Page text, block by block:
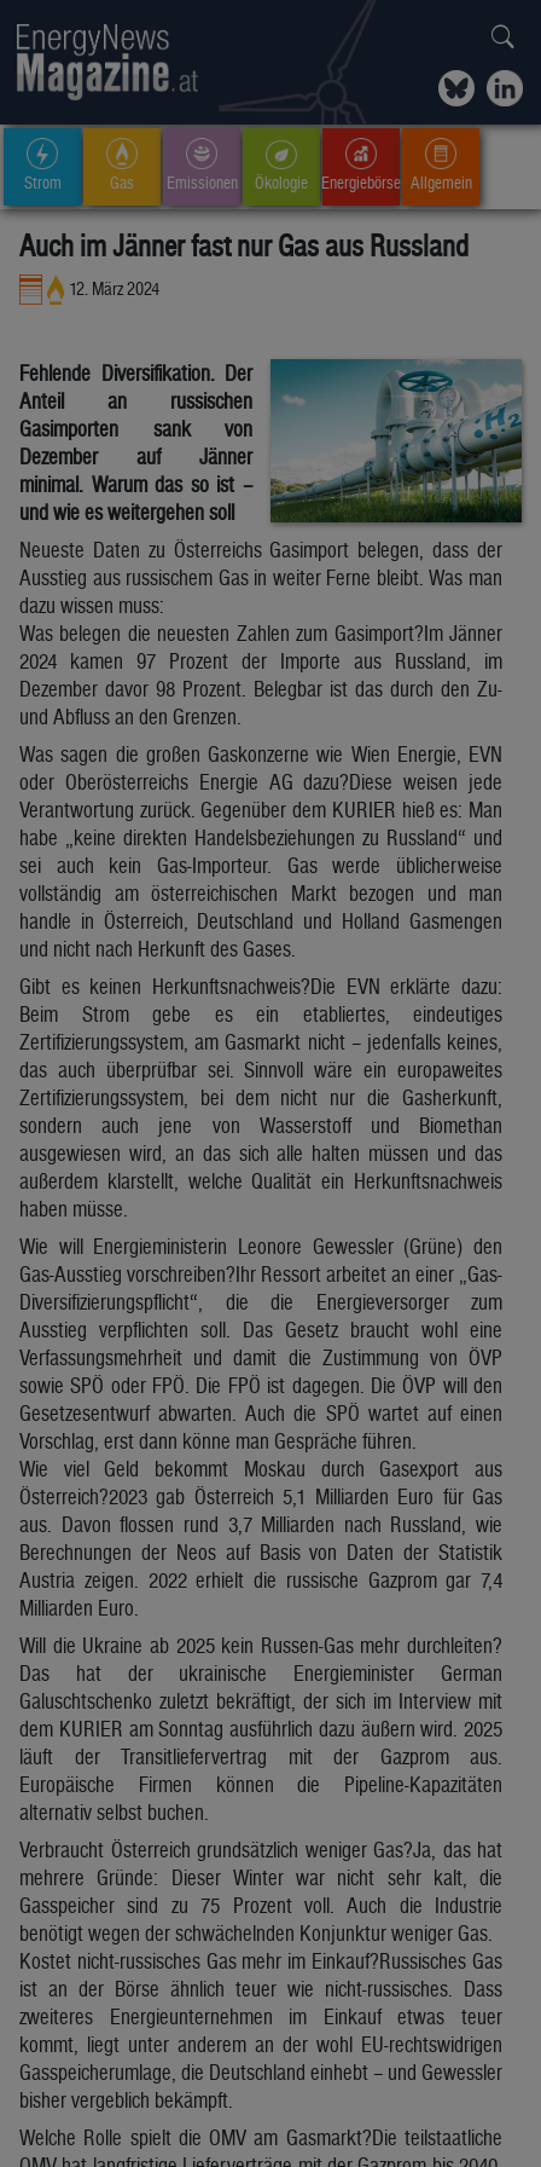
Strom Gas Emissionen Ökologie Energiebörse Allgemein
Auch im Jänner fast nur Gas aus Russland
12. März 2024
Fehlende Diversifikation. Der
Anteil an russischen
Gasimporten sank von
Dezember auf Jänner
minimal. Warum das so ist –
und wie es weitergehen soll
Neueste Daten zu Österreichs Gasimport belegen, dass der
Ausstieg aus russischem Gas in weiter Ferne bleibt. Was man
dazu wissen muss:
Was belegen die neuesten Zahlen zum Gasimport?Im Jänner
2024 kamen 97 Prozent der Importe aus Russland, im
Dezember davor 98 Prozent. Belegbar ist das durch den Zu-
und Abfluss an den Grenzen.
Was sagen die großen Gaskonzerne wie Wien Energie, EVN
oder Oberösterreichs Energie AG dazu?Diese weisen jede
Verantwortung zurück. Gegenüber dem KURIER hieß es: Man
habe „keine direkten Handelsbeziehungen zu Russland“ und
sei auch kein Gas-Importeur. Gas werde üblicherweise
vollständig am österreichischen Markt bezogen und man
handle in Österreich, Deutschland und Holland Gasmengen
und nicht nach Herkunft des Gases.
Gibt es keinen Herkunftsnachweis?Die EVN erklärte dazu:
Beim Strom gebe es ein etabliertes, eindeutiges
Zertifizierungssystem, am Gasmarkt nicht – jedenfalls keines,
das auch überprüfbar sei. Sinnvoll wäre ein europaweites
Zertifizierungssystem, bei dem nicht nur die Gasherkunft,
sondern auch jene von Wasserstoff und Biomethan
ausgewiesen wird, an das sich alle halten müssen und das
außerdem klarstellt, welche Qualität ein Herkunftsnachweis
haben müsse.
Wie will Energieministerin Leonore Gewessler (Grüne) den
Gas-Ausstieg vorschreiben?Ihr Ressort arbeitet an einer „Gas-
Diversifizierungspflicht“, die die Energieversorger zum
Ausstieg verpflichten soll. Das Gesetz braucht wohl eine
Verfassungsmehrheit und damit die Zustimmung von ÖVP
sowie SPÖ oder FPÖ. Die FPÖ ist dagegen. Die ÖVP will den
Gesetzesentwurf abwarten. Auch die SPÖ wartet auf einen
Vorschlag, erst dann könne man Gespräche führen.
Wie viel Geld bekommt Moskau durch Gasexport aus
Österreich?2023 gab Österreich 5,1 Milliarden Euro für Gas
aus. Davon flossen rund 3,7 Milliarden nach Russland, wie
Berechnungen der Neos auf Basis von Daten der Statistik
Austria zeigen. 2022 erhielt die russische Gazprom gar 7,4
Milliarden Euro.
Will die Ukraine ab 2025 kein Russen-Gas mehr durchleiten?
Das hat der ukrainische Energieminister German
Galuschtschenko zuletzt bekräftigt, der sich im Interview mit
dem KURIER am Sonntag ausführlich dazu äußern wird. 2025
läuft der Transitliefervertrag mit der Gazprom aus.
Europäische Firmen können die Pipeline-Kapazitäten
alternativ selbst buchen.
Verbraucht Österreich grundsätzlich weniger Gas?Ja, das hat
mehrere Gründe: Dieser Winter war nicht sehr kalt, die
Gasspeicher sind zu 75 Prozent voll. Auch die Industrie
benötigt wegen der schwächelnden Konjunktur weniger Gas.
Kostet nicht-russisches Gas mehr im Einkauf?Russisches Gas
ist an der Börse ähnlich teuer wie nicht-russisches. Dass
zweiteres Energieunternehmen im Einkauf etwas teuer
kommt, liegt unter anderem an der wohl EU-rechtswidrigen
Gasspeicherumlage, die Deutschland einhebt – und Gewessler
bisher vergeblich bekämpft.
Welche Rolle spielt die OMV am Gasmarkt?Die teilstaatliche